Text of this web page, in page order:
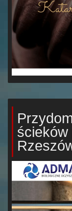
ścieków